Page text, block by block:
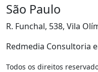
São Paulo
R. Funchal, 538, Vila
Redmedia Consultoria
Todos os direitos